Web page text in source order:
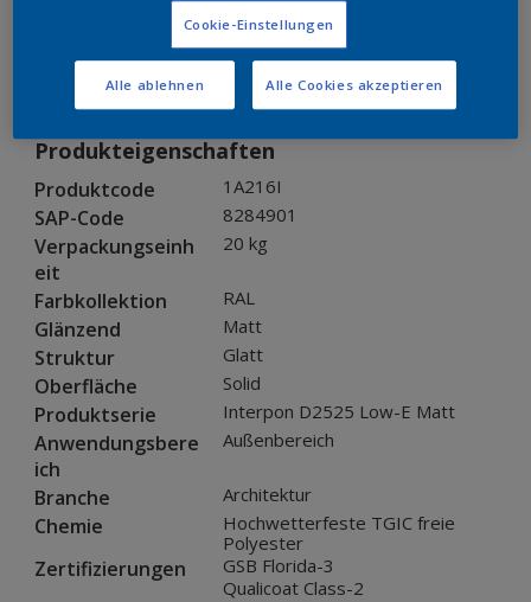
Muster bestellen
Bestellen Sie direkt im Webshop
Produkteigenschaften
Produktcode 1A216I
SAP-Code 8284901
Verpackungseinh
eit
20 kg
Farbkollektion RAL
Glänzend Matt
Struktur Glatt
Oberfläche Solid
Produktserie Interpon D2525 Low-E Matt
Anwendungsbere
ich
Außenbereich
Branche Architektur
Chemie
Hochwetterfeste TGIC freie
Polyester
Zertifizierungen
GSB Florida-3
Qualicoat Class-2
Cookie-Einstellungen
Alle ablehnen Alle Cookies akzeptieren